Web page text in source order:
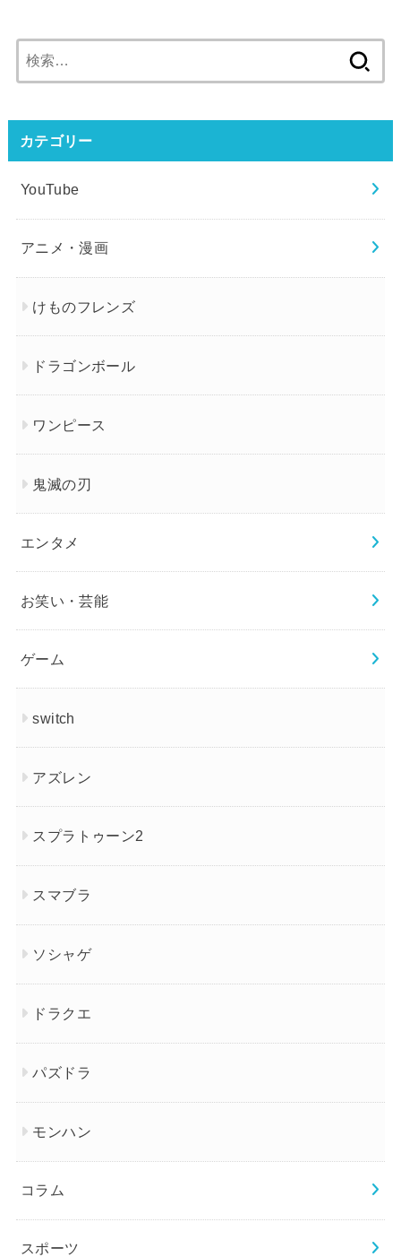
索:
カテゴリー
YouTube
アニメ・漫画
けものフレンズ
ドラゴンボール
ワンピース
鬼滅の刃
エンタメ
お笑い・芸能
ゲーム
switch
アズレン
スプラトゥーン2
スマブラ
ソシャゲ
ドラクエ
パズドラ
モンハン
コラム
スポーツ